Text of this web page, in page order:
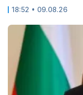
18:52 • 09.08.26